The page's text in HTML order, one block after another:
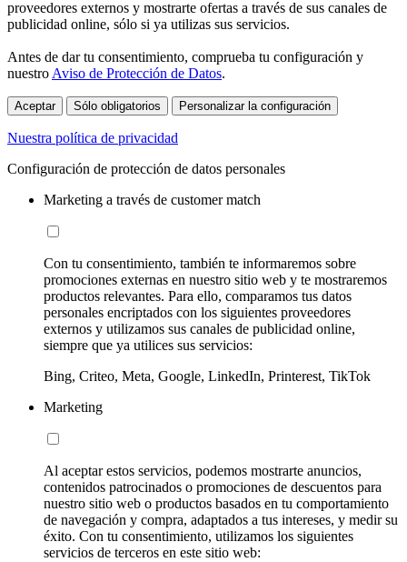
proveedores externos y mostrarte ofertas a través de sus canales de
publicidad online, sólo si ya utilizas sus servicios.
Antes de dar tu consentimiento, comprueba tu configuración y
nuestro Aviso de Protección de Datos.
Aceptar Sólo obligatorios Personalizar la configuración
Nuestra política de privacidad
Configuración de protección de datos personales
Marketing a través de customer match
Con tu consentimiento, también te informaremos sobre
promociones externas en nuestro sitio web y te mostraremos
productos relevantes. Para ello, comparamos tus datos
personales encriptados con los siguientes proveedores
externos y utilizamos sus canales de publicidad online,
siempre que ya utilices sus servicios:
Bing, Criteo, Meta, Google, LinkedIn, Printerest, TikTok
Marketing
Al aceptar estos servicios, podemos mostrarte anuncios,
contenidos patrocinados o promociones de descuentos para
nuestro sitio web o productos basados en tu comportamiento
de navegación y compra, adaptados a tus intereses, y medir su
éxito. Con tu consentimiento, utilizamos los siguientes
servicios de terceros en este sitio web: